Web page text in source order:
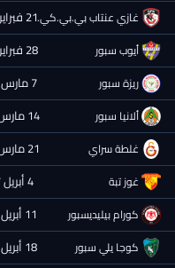
غازي عنتاب بي.بي.كي.21 فبراير 2027 - 19:00
أيوب سبور 28 فبراير 2027 - 19:00
ريزة سبور 7 مارس 2027 - 19:00
ألانيا سبور 14 مارس 2027 - 19:00
غلطة سراي 21 مارس 2027 - 19:00
غوز تبة 4 أبريل 2027 - 19:00
كورام بيليديسبور 11 أبريل 2027 - 19:00
كوجا يلي سبور 18 أبريل 2027 - 19:00